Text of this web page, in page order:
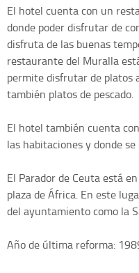
El hotel cuenta con un
donde poder disfrutar de
disfruta de las buenas
restaurante del Muralla
permite disfrutar de platos
también platos de pescado.
El hotel también cuenta
las habitaciones y donde
El Parador de Ceuta está
plaza de África. En este
del ayuntamiento como la
Año de última reforma: